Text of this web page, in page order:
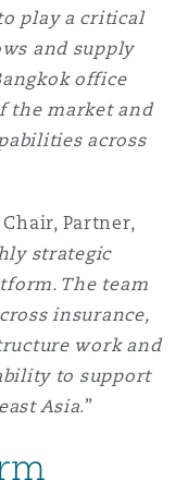
play a critical
and supply
office
the market and
across
Chair, Partner,
strategic
The team
insurance,
work and
to support
Asia.”